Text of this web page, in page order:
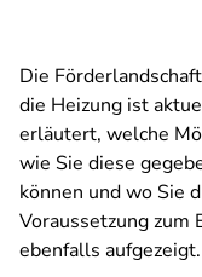
Die
die Heizung ist
erläutert, welche
wie Sie diese
können und wo Sie
Voraussetzung zum
ebenfalls aufgezeigt.